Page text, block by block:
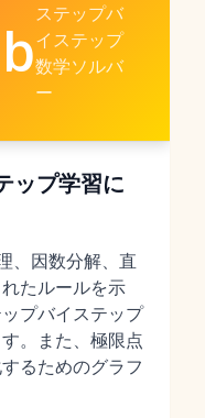
ステップバ
イステップ
数学ソルバ
ー
ップ学習に
、因数分解、直
たルールを示
プバイステップ
。また、極限点
るためのグラフ